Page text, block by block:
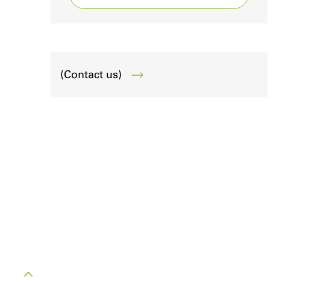
(Contact us)